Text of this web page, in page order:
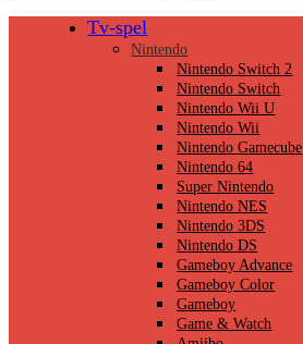
Tv-spel
Nintendo
Nintendo Switch 2
Nintendo Switch
Nintendo Wii U
Nintendo Wii
Nintendo Gamecube
Nintendo 64
Super Nintendo
Nintendo NES
Nintendo 3DS
Nintendo DS
Gameboy Advance
Gameboy Color
Gameboy
Game & Watch